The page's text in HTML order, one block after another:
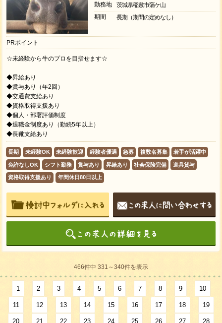
勤務地
茨城県稲敷市蒲ケ山
期間
長期（期間の定めなし）
PRポイント
☆未経験から牛のプロを目指せます☆
◆昇給あり
◆賞与あり（年2回）
◆交通費支給あり
◆資格取得支援あり
◆個人・部署評価制度
◆退職金制度あり（勤続5年以上）
◆長靴支給あり
長期 未経験OK 未経験歓迎 経験者優遇 急募 複数名募集 若手が活躍中
免許なしOK シフト勤務 賞与あり 昇給あり 社会保険完備 道具貸与
資格取得支援あり 年間休日80日以上
466件中 331～340件を表示
1 2 3 4 5 6 7 8 9 10
11 12 13 14 15 16 17 18 19
20 21 22 23 24 25 26 27 28